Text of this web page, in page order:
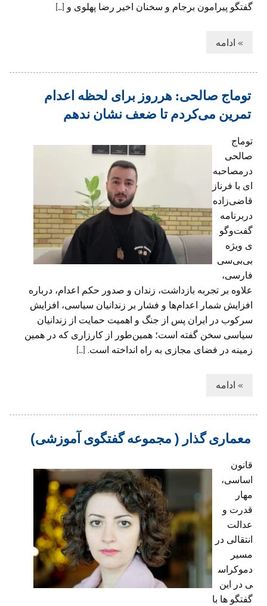
گفتگو پیرامون برجام و سخنان اخیر رضا پهلوی و […]
» ادامه
توماج صالحی: هرروز برای لحظه اعدام
تمرین می‌کردم تا ضعف نشان ندهم
توماج
صالحی
درمصاحبه
ای با فرناز
قاضی‌زاده
دربرنامه
گفت‌وگو
ی ویژه
بی‌بی‌سی
فارسی،
علاوه بر تجربه بازداشت، زندان و صدور حکم اعدام، درباره
افزایش شمار اعدام‌ها و فشار بر زندانیان سیاسی، افزایش
سرکوب در ایران پس از جنگ و اهمیت حمایت از زندانیان
سیاسی سخن گفته است؛ همین‌طور از کارزاری که در همین
زمینه در فضای مجازی به راه انداخته است. […]
» ادامه
معماری گذار ( مجموعه گفتگوی آموزشی)
قانون
اساسی،
مهار
قدرت و
عدالت
انتقالی در
مسیر
دموکراس
ی در این
گفتگو ها با